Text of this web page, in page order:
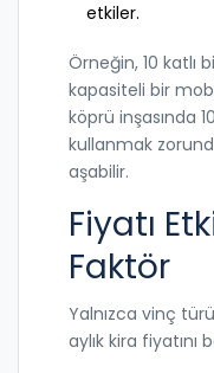
etkiler.
Örneğin, 10 katlı
kapasiteli bir
köprü inşasında
kullanmak
aşabilir.
Fiyatı
Faktör
Yalnızca vinç
aylık kira fiyatını